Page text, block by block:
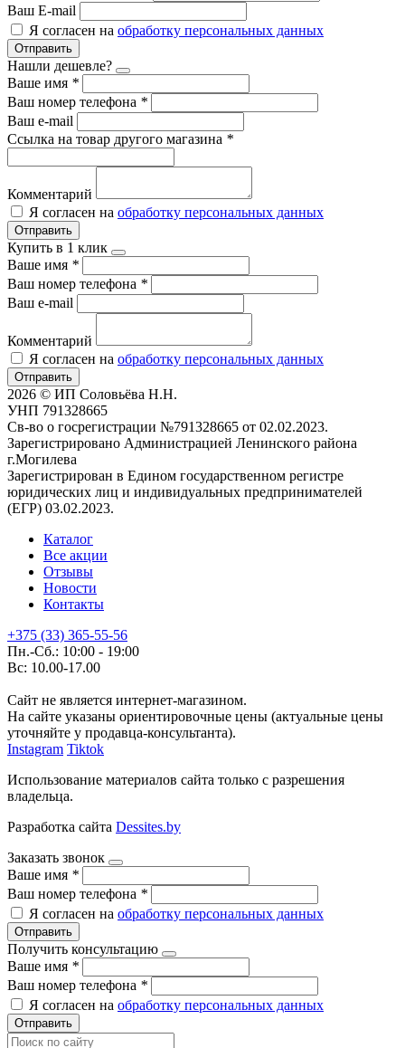
Ваш E-mail
Я согласен на обработку персональных данных
Отправить
Нашли дешевле?
Ваше имя *
Ваш номер телефона *
Ваш e-mail
Ссылка на товар другого магазина *
Комментарий
Я согласен на обработку персональных данных
Отправить
Купить в 1 клик
Ваше имя *
Ваш номер телефона *
Ваш e-mail
Комментарий
Я согласен на обработку персональных данных
Отправить
2026 © ИП Соловьёва Н.Н.
УНП 791328665
Св-во о госрегистрации №791328665 от 02.02.2023.
Зарегистрировано Администрацией Ленинского района
г.Могилева
Зарегистрирован в Едином государственном регистре
юридических лиц и индивидуальных предпринимателей
(ЕГР) 03.02.2023.
Каталог
Все акции
Отзывы
Новости
Контакты
+375 (33) 365-55-56
Пн.-Сб.: 10:00 - 19:00
Вс: 10.00-17.00
Сайт не является интернет-магазином.
На сайте указаны ориентировочные цены (актуальные цены
уточняйте у продавца-консультанта).
Instagram Tiktok
Использование материалов сайта только с разрешения
владельца.
Разработка сайта Dessites.by
Заказать звонок
Ваше имя *
Ваш номер телефона *
Я согласен на обработку персональных данных
Отправить
Получить консультацию
Ваше имя *
Ваш номер телефона *
Я согласен на обработку персональных данных
Отправить